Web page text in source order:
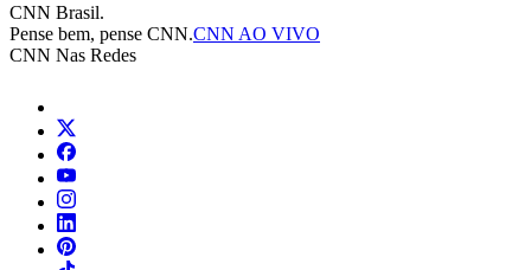
CNN Brasil.
Pense bem, pense CNN.CNN AO VIVO
CNN Nas Redes